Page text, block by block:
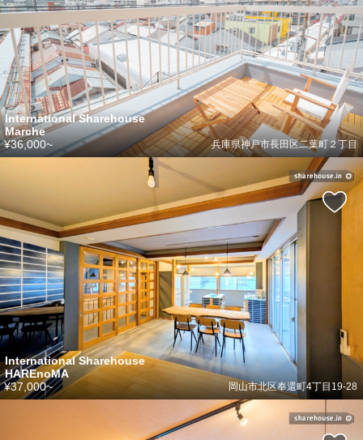
International Sharehouse
Marche
兵庫県神戸市長田区二葉町２丁目
¥36,000~
International Sharehouse
HAREnoMA
岡山市北区奉還町4丁目19-28
¥37,000~